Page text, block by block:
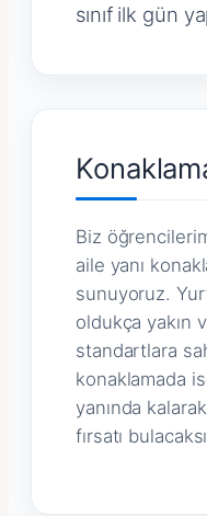
sınıf ilk gün
Biz
aile yanı
sunuyoruz.
oldukça yakın
standartlara
konaklamada
yanında
fırsatı